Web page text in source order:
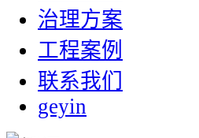
治理方案
工程案例
联系我们
geyin